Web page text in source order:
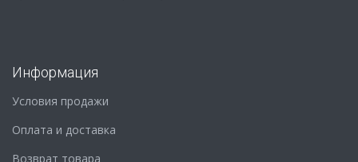
Информация
Условия продажи
Оплата и доставка
Возврат товара